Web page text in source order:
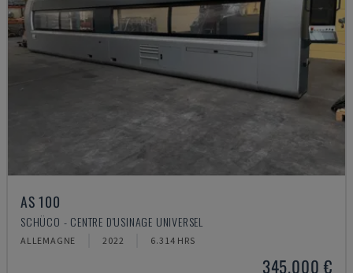
AS 100
SCHÜCO - CENTRE D'USINAGE UNIVERSEL
ALLEMAGNE 2022 6.314 HRS
345.000 €